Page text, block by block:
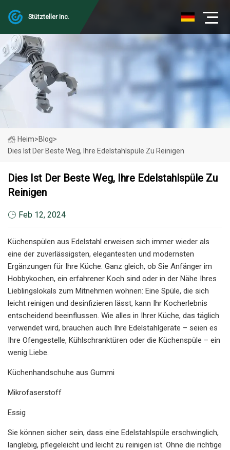
Stützteller Inc.
Heim>Blog>
Dies Ist Der Beste Weg, Ihre Edelstahlspüle Zu Reinigen
Dies Ist Der Beste Weg, Ihre Edelstahlspüle Zu
Reinigen
Feb 12, 2024
Küchenspülen aus Edelstahl erweisen sich immer wieder als
eine der zuverlässigsten, elegantesten und modernsten
Ergänzungen für Ihre Küche. Ganz gleich, ob Sie Anfänger im
Hobbykochen, ein erfahrener Koch sind oder in der Nähe Ihres
Lieblingslokals zum Mitnehmen wohnen: Eine Spüle, die sich
leicht reinigen und desinfizieren lässt, kann Ihr Kocherlebnis
entscheidend beeinflussen. Wie alles in Ihrer Küche, das täglich
verwendet wird, brauchen auch Ihre Edelstahlgeräte – seien es
Ihre Ofengestelle, Kühlschranktüren oder die Küchenspüle – ein
wenig Liebe.
Küchenhandschuhe aus Gummi
Mikrofaserstoff
Essig
Sie können sicher sein, dass eine Edelstahlspüle erschwinglich,
langlebig, pflegeleicht und leicht zu reinigen ist. Ohne die richtige